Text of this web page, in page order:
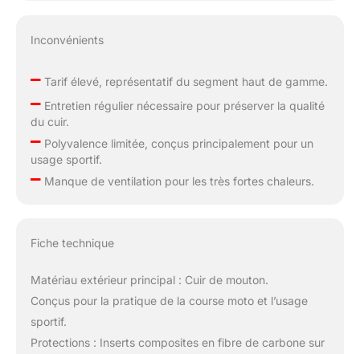
Inconvénients
–Tarif élevé, représentatif du segment haut de gamme.
–Entretien régulier nécessaire pour préserver la qualité
du cuir.
–Polyvalence limitée, conçus principalement pour un
usage sportif.
–Manque de ventilation pour les très fortes chaleurs.
Fiche technique
Matériau extérieur principal : Cuir de mouton.
Conçus pour la pratique de la course moto et l’usage
sportif.
Protections : Inserts composites en fibre de carbone sur